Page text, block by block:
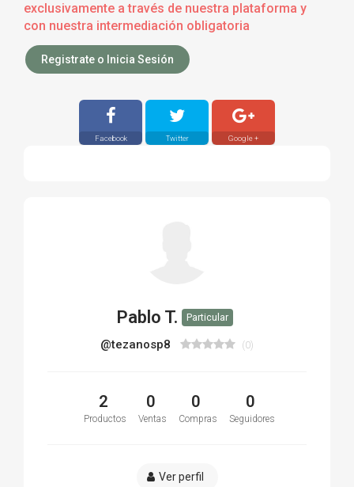
exclusivamente a través de nuestra plataforma y
con nuestra intermediación obligatoria
Registrate o Inicia Sesión
Facebook Twitter Google +
Pablo T. Particular
@tezanosp8 (0)
2
Productos
0
Ventas
0
Compras
0
Seguidores
Ver perfil